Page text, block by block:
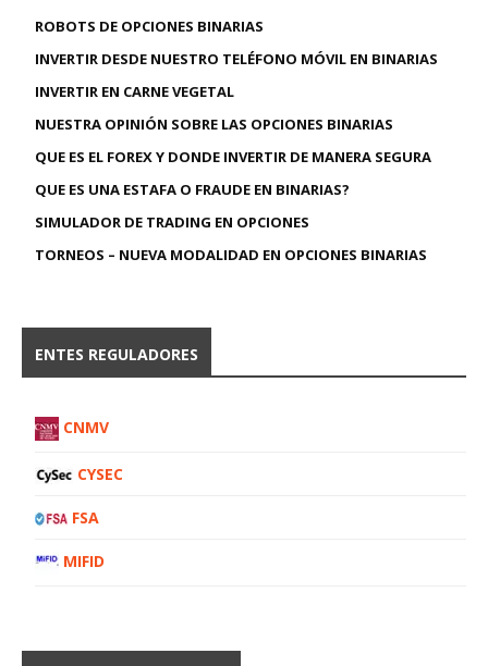
ROBOTS DE OPCIONES BINARIAS
INVERTIR DESDE NUESTRO TELÉFONO MÓVIL EN BINARIAS
INVERTIR EN CARNE VEGETAL
NUESTRA OPINIÓN SOBRE LAS OPCIONES BINARIAS
QUE ES EL FOREX Y DONDE INVERTIR DE MANERA SEGURA
QUE ES UNA ESTAFA O FRAUDE EN BINARIAS?
SIMULADOR DE TRADING EN OPCIONES
TORNEOS – NUEVA MODALIDAD EN OPCIONES BINARIAS
ENTES REGULADORES
CNMV
CYSEC
FSA
MIFID